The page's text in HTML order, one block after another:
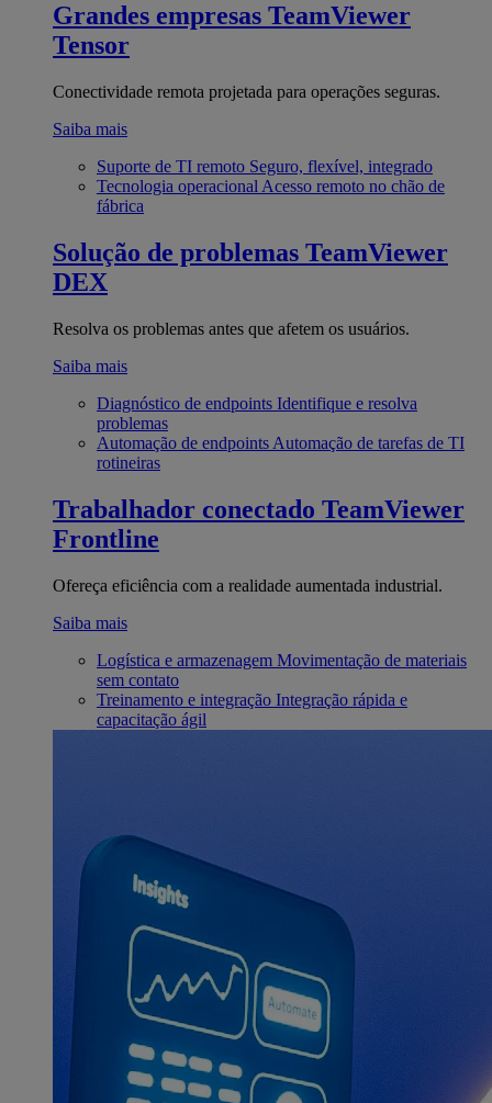
Grandes empresas TeamViewer
Tensor
Conectividade remota projetada para operações seguras.
Saiba mais
Suporte de TI remoto Seguro, flexível, integrado
Tecnologia operacional Acesso remoto no chão de
fábrica
Solução de problemas TeamViewer
DEX
Resolva os problemas antes que afetem os usuários.
Saiba mais
Diagnóstico de endpoints Identifique e resolva
problemas
Automação de endpoints Automação de tarefas de TI
rotineiras
Trabalhador conectado TeamViewer
Frontline
Ofereça eficiência com a realidade aumentada industrial.
Saiba mais
Logística e armazenagem Movimentação de materiais
sem contato
Treinamento e integração Integração rápida e
capacitação ágil